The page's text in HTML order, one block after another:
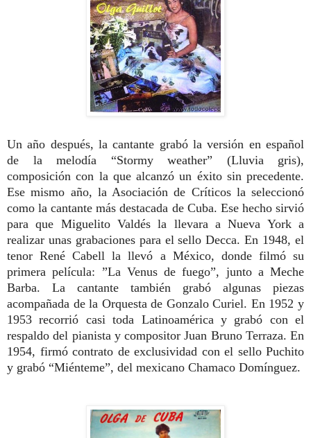
Un año después, la cantante grabó la versión en español
de la melodía “Stormy weather” (Lluvia gris),
composición con la que alcanzó un éxito sin precedente.
Ese mismo año, la Asociación de Críticos la seleccionó
como la cantante más destacada de Cuba. Ese hecho sirvió
para que Miguelito Valdés la llevara a Nueva York a
realizar unas grabaciones para el sello Decca. En 1948, el
tenor René Cabell la llevó a México, donde filmó su
primera película: ”La Venus de fuego”, junto a Meche
Barba. La cantante también grabó algunas piezas
acompañada de la Orquesta de Gonzalo Curiel. En 1952 y
1953 recorrió casi toda Latinoamérica y grabó con el
respaldo del pianista y compositor Juan Bruno Terraza. En
1954, firmó contrato de exclusividad con el sello Puchito
y grabó “Miénteme”, del mexicano Chamaco Domínguez.